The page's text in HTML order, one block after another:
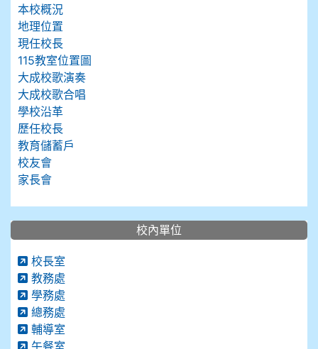
本校概況
地理位置
現任校長
115教室位置圖
大成校歌演奏
大成校歌合唱
學校沿革
歷任校長
教育儲蓄戶
校友會
家長會
校內單位
校長室
教務處
學務處
總務處
輔導室
午餐室